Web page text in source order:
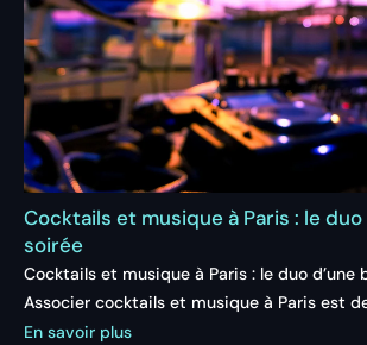
Cocktails et musique à Paris : le duo
soirée
Cocktails et musique à Paris : le duo d’une
Associer cocktails et musique à Paris est
En savoir plus